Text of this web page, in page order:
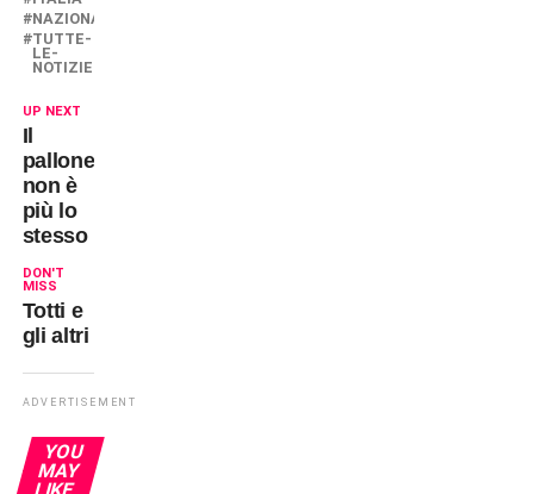
NAZIONALI
TUTTE-
LE-
NOTIZIE
UP NEXT
Il
pallone
non è
più lo
stesso
DON'T
MISS
Totti e
gli altri
ADVERTISEMENT
YOU
MAY